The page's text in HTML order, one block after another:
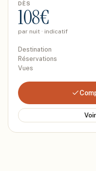
DÈS
108€
par nuit · indicatif
Destination
Réservations
Vues